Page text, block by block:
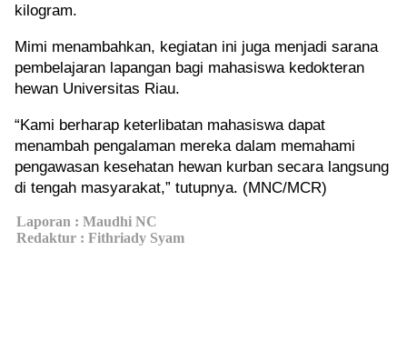
kilogram.
Mimi menambahkan, kegiatan ini juga menjadi sarana
pembelajaran lapangan bagi mahasiswa kedokteran
hewan Universitas Riau.
“Kami berharap keterlibatan mahasiswa dapat
menambah pengalaman mereka dalam memahami
pengawasan kesehatan hewan kurban secara langsung
di tengah masyarakat,” tutupnya. (MNC/MCR)
Laporan : Maudhi NC
Redaktur : Fithriady Syam